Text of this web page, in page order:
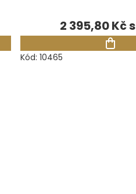
2 395,80 Kč
Kód: 10465